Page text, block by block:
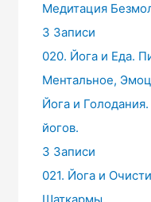
Медитация
3 Записи
020. Йога и Еда.
Ментальное,
Йога и
йогов.
3 Записи
021. Йога и